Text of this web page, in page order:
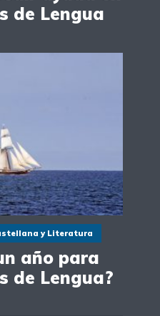
de Lengua
y Literatura
año para
de Lengua?